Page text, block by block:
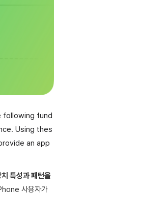
following fund
Using thes
an app
특성과 패턴을
사용자가